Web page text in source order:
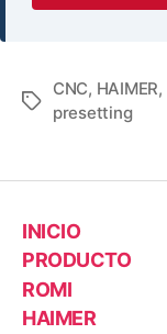
CNC, HAIMER,
presetting
INICIO
PRODUCTO
ROMI
HAIMER